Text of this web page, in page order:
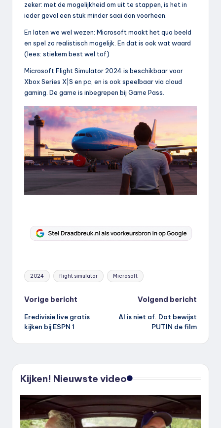
zeker: met de mogelijkheid om uit te stappen, is het in
ieder geval een stuk minder saai dan voorheen.
En laten we wel wezen: Microsoft maakt het qua beeld
en spel zo realistisch mogelijk. En dat is ook wat waard
(lees: stiekem best wel tof)
Microsoft Flight Simulator 2024 is beschikbaar voor
Xbox Series X|S en pc, en is ook speelbaar via cloud
gaming. De game is inbegrepen bij Game Pass.
Tags:
2024 flight simulator Microsoft
Bericht
navigatie
Vorige bericht
Eredivisie live gratis
kijken bij ESPN 1
Volgend bericht
AI is niet af. Dat bewijst
PUTIN de film
Kijken! Nieuwste video